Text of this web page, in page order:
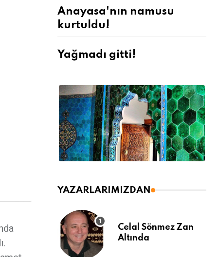
Anayasa'nın namusu
kurtuldu!
Yağmadı gitti!
YAZARLARIMIZDAN
Celal Sönmez Zan
Altında